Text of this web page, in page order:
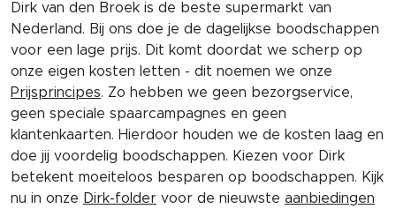
Dirk van den Broek is de beste supermarkt van
Nederland. Bij ons doe je de dagelijkse boodschappen
voor een lage prijs. Dit komt doordat we scherp op
onze eigen kosten letten - dit noemen we onze
Prijsprincipes. Zo hebben we geen bezorgservice,
geen speciale spaarcampagnes en geen
klantenkaarten. Hierdoor houden we de kosten laag en
doe jij voordelig boodschappen. Kiezen voor Dirk
betekent moeiteloos besparen op boodschappen. Kijk
nu in onze Dirk-folder voor de nieuwste aanbiedingen